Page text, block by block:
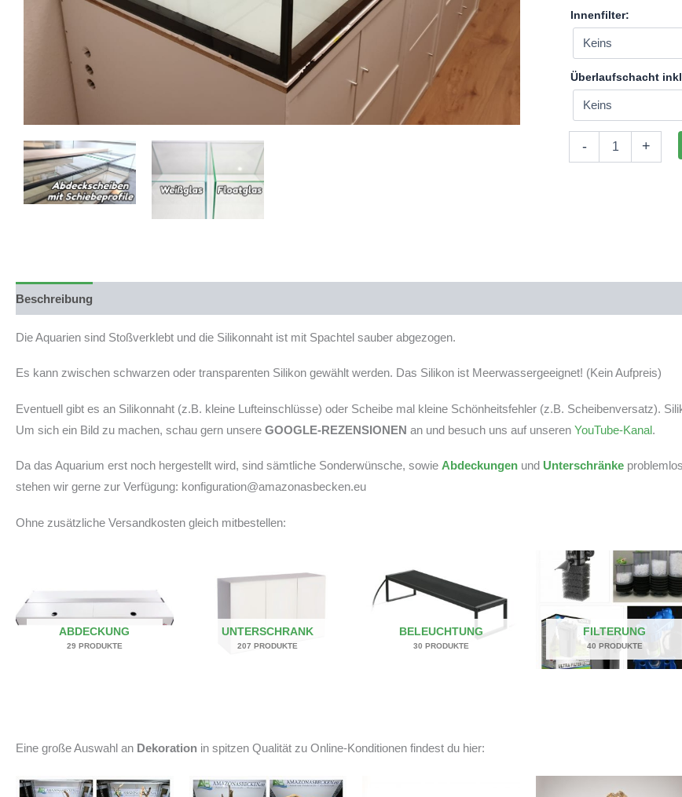
Innenfilter:
Überlaufschacht
-
200x30x40cm
+
Beschreibung
Die Aquarien sind Stoßverklebt und die Silikonnaht ist mit Spachtel sauber abgezogen.
Es kann zwischen schwarzen oder transparenten Silikon gewählt werden. Das Silikon ist Meerwassergeeignet! (Kein Aufpreis)
Eventuell gibt es an Silikonnaht (z.B. kleine Lufteinschlüsse) oder Scheibe mal kleine Schönheitsfehler (z.B. Scheibenversatz).
Um sich ein Bild zu machen, schau gern unsere GOOGLE-REZENSIONEN an und besuch uns auf unseren YouTube-Kanal.
Da das Aquarium erst noch hergestellt wird, sind sämtliche Sonderwünsche, sowie Abdeckungen und Unterschränke
stehen wir gerne zur Verfügung: konfiguration@amazonasbecken.eu
Ohne zusätzliche Versandkosten gleich mitbestellen:
ABDECKUNG
29 PRODUKTE
UNTERSCHRANK
207 PRODUKTE
BELEUCHTUNG
30 PRODUKTE
FILTERUNG
40 PRODUKTE
Eine große Auswahl an Dekoration in spitzen Qualität zu Online-Konditionen findest du hier: